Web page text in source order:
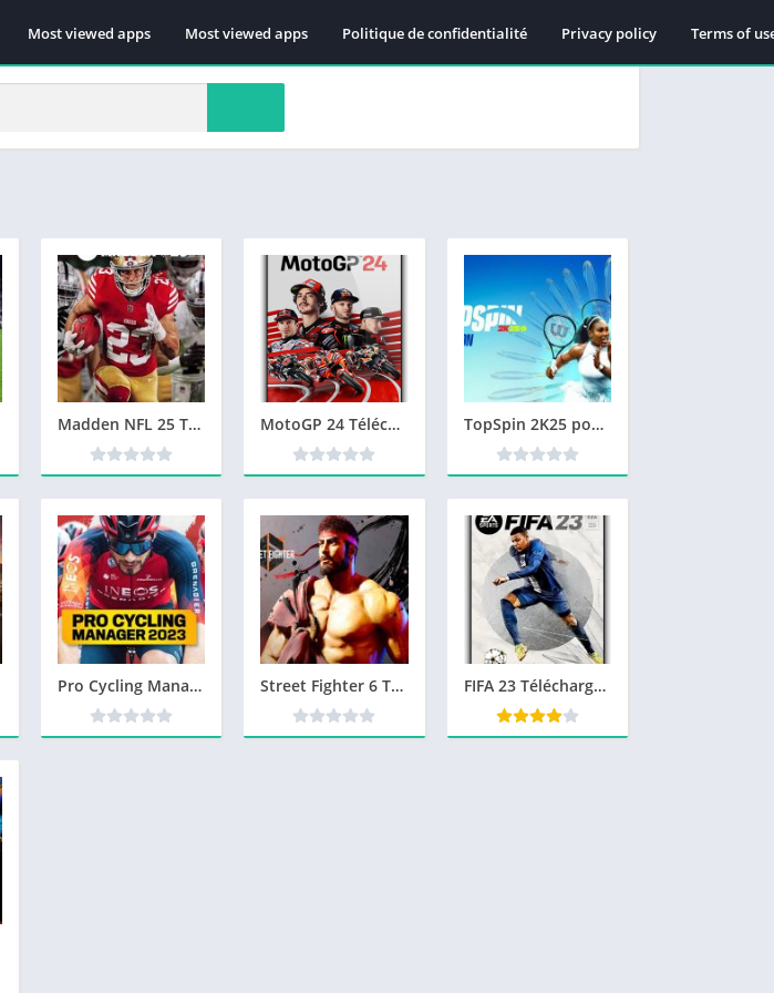
Most viewed apps Most viewed apps Politique de confidentialité Privacy policy Terms of
Madden NFL 25 Télécharger jeu PC MotoGP 24 Télécharger jeu PC TopSpin 2K25 pour PC
Pro Cycling Manager 2023 Télécharger PC Version Complete Street Fighter 6 Télécharger Gratuit Version Complete FIFA 23 Télécharger jeu PC